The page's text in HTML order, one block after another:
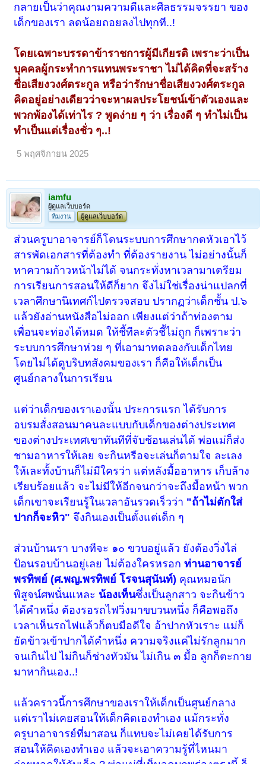
กลายเป็นว่าคุณงามความดีและศีลธรรมจรรยา ของ
เด็กของเรา ลดน้อยถอยลงไปทุกที..!
โดยเฉพาะบรรดาข้าราชการผู้มีเกียรติ เพราะว่าเป็น
บุคคลผู้กระทำการแทนพระราชา ไม่ได้คิดที่จะสร้าง
ชื่อเสียงวงศ์ตระกูล หรือว่ารักษาชื่อเสียงวงศ์ตระกูล
คิดอยู่อย่างเดียวว่าจะหาผลประโยชน์เข้าตัวเองและ
พวกพ้องได้เท่าไร ? พูดง่าย ๆ ว่า เรื่องดี ๆ ทำไม่เป็น
ทำเป็นแต่เรื่องชั่ว ๆ..!
5 พฤศจิกายน 2025
iamfu
ผู้ดูแลเว็บบอร์ด
ทีมงาน
ผู้ดูแลเว็บบอร์ด
ส่วนครูบาอาจารย์ก็โดนระบบการศึกษากดหัวเอาไว้
สารพัดเอกสารที่ต้องทำ ที่ต้องรายงาน ไม่อย่างนั้นก็
หาความก้าวหน้าไม่ได้ จนกระทั่งหาเวลามาเตรียม
การเรียนการสอนให้ดีก็ยาก จึงไม่ใช่เรื่องน่าแปลกที่
เวลาศึกษานิเทศก์ไปตรวจสอบ ปรากฏว่าเด็กชั้น ป.๖
แล้วยังอ่านหนังสือไม่ออก เพียงแต่ว่าถ้าท่องตาม
เพื่อนจะท่องได้หมด ให้ชี้ทีละตัวชี้ไม่ถูก ก็เพราะว่า
ระบบการศึกษาห่วย ๆ ที่เอามาทดลองกับเด็กไทย
โดยไม่ได้ดูบริบทสังคมของเรา ก็คือให้เด็กเป็น
ศูนย์กลางในการเรียน
แต่ว่าเด็กของเราเองนั้น ประการแรก ได้รับการ
อบรมสั่งสอนมาคนละแบบกับเด็กของต่างประเทศ
ของต่างประเทศเขาทันทีที่จับช้อนเล่นได้ พ่อแม่ก็ส่ง
ชามอาหารให้เลย จะกินหรือจะเล่นก็ตามใจ ละเลง
ให้เละทั้งบ้านก็ไม่มีใครว่า แต่หลังมื้ออาหาร เก็บล้าง
เรียบร้อยแล้ว จะไม่มีให้อีกจนกว่าจะถึงมื้อหน้า พวก
เด็กเขาจะเรียนรู้ในเวลาอันรวดเร็วว่า "ถ้าไม่ตักใส่
ปากก็จะหิว" จึงกินเองเป็นตั้งแต่เด็ก ๆ
ส่วนบ้านเรา บางทีจะ ๑๐ ขวบอยู่แล้ว ยังต้องวิ่งไล่
ป้อนรอบบ้านอยู่เลย ไม่ต้องใครหรอกท่านอาจารย์
พรทิพย์ (ศ.พญ.พรทิพย์ โรจนสุนันท์) คุณหมอนัก
พิสูจน์ศพนั่นแหละ น้องเท็นซึ่งเป็นลูกสาว จะกินข้าว
ได้คำหนึ่ง ต้องรอรถไฟวิ่งมาขบวนหนึ่ง ก็คือพอถึง
เวลาเห็นรถไฟแล้วก็ตบมือดีใจ อ้าปากหัวเราะ แม่ก็
ยัดข้าวเข้าปากได้คำหนึ่ง ความจริงแค่ไม่รักลูกมาก
จนเกินไป ไม่กินก็ช่างหัวมัน ไม่เกิน ๓ มื้อ ลูกก็ตะกาย
มาหากินเอง..!
แล้วคราวนี้การศึกษาของเราให้เด็กเป็นศูนย์กลาง
แต่เราไม่เคยสอนให้เด็กคิดเองทำเอง แม้กระทั่ง
ครูบาอาจารย์ที่มาสอน ก็แทบจะไม่เคยได้รับการ
สอนให้คิดเองทำเอง แล้วจะเอาความรู้ที่ไหนมา